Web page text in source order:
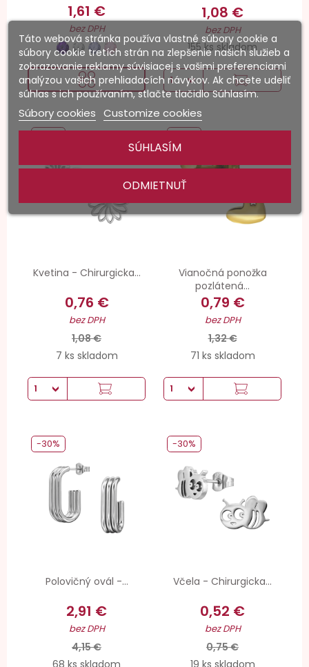
1,61 €
bez DPH
1,08 €
bez DPH
155 ks skladom
Kvetina - Chirurgicka...
0,76 €
bez DPH
1,08 €
7 ks skladom
Vianočná ponožka
pozlátená...
0,79 €
bez DPH
1,32 €
71 ks skladom
Polovičný ovál -...
2,91 €
bez DPH
4,15 €
-30%
Včela - Chirurgicka...
0,52 €
bez DPH
0,75 €
-30%
Táto webová stránka používa vlastné súbory cookie a
súbory cookie tretích strán na zlepšenie našich služieb a
zobrazovanie reklamy súvisiacej s vašimi preferenciami
analýzou vašich prehliadacích návykov. Ak chcete udeliť
súhlas s ich používaním, stlačte tlačidlo Súhlasím.
Súbory cookies Customize cookies
ODMIETNUŤ
SÚHLASÍM